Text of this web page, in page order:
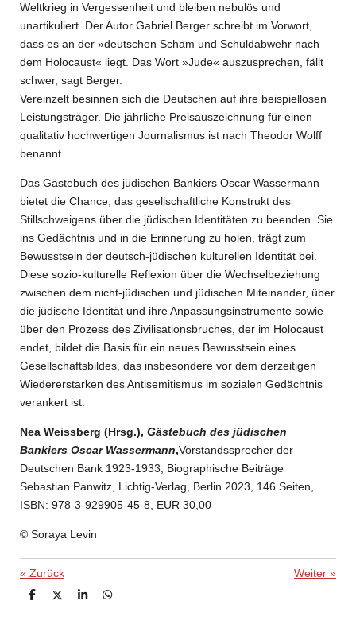
Weltkrieg in Vergessenheit und bleiben nebulös und
unartikuliert. Der Autor Gabriel Berger schreibt im Vorwort,
dass es an der »deutschen Scham und Schuldabwehr nach
dem Holocaust« liegt. Das Wort »Jude« auszusprechen, fällt
schwer, sagt Berger.
Vereinzelt besinnen sich die Deutschen auf ihre beispiellosen
Leistungsträger. Die jährliche Preisauszeichnung für einen
qualitativ hochwertigen Journalismus ist nach Theodor Wolff
benannt.
Das Gästebuch des jüdischen Bankiers Oscar Wassermann
bietet die Chance, das gesellschaftliche Konstrukt des
Stillschweigens über die jüdischen Identitäten zu beenden. Sie
ins Gedächtnis und in die Erinnerung zu holen, trägt zum
Bewusstsein der deutsch-jüdischen kulturellen Identität bei.
Diese sozio-kulturelle Reflexion über die Wechselbeziehung
zwischen dem nicht-jüdischen und jüdischen Miteinander, über
die jüdische Identität und ihre Anpassungsinstrumente sowie
über den Prozess des Zivilisationsbruches, der im Holocaust
endet, bildet die Basis für ein neues Bewusstsein eines
Gesellschaftsbildes, das insbesondere vor dem derzeitigen
Wiedererstarken des Antisemitismus im sozialen Gedächtnis
verankert ist.
Nea Weissberg (Hrsg.), Gästebuch des jüdischen
Bankiers Oscar Wassermann,Vorstandssprecher der
Deutschen Bank 1923-1933, Biographische Beiträge
Sebastian Panwitz, Lichtig-Verlag, Berlin 2023, 146 Seiten,
ISBN: 978-3-929905-45-8, EUR 30,00
© Soraya Levin
« Zurück Weiter »
T
T
T
T